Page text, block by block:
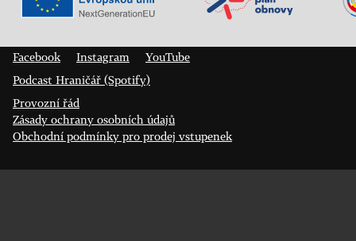
Veřejný sál Hraničář, spolek
Facebook
Instagram
YouTube
Podcast Hraničář (Spotify)
Provozní řád
Zásady ochrany osobních údajů
Obchodní podmínky pro prodej vstupenek